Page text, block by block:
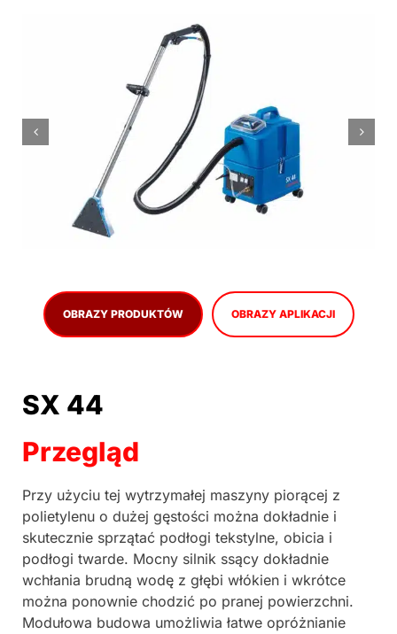
Specyfikacja technicza
Osprzęt
ZAPYTANIE O PRODUKT
OBRAZY PRODUKTÓW OBRAZY APLIKACJI
SX 44
Przegląd
Przy użyciu tej wytrzymałej maszyny piorącej z
polietylenu o dużej gęstości można dokładnie i
skutecznie sprzątać podłogi tekstylne, obicia i
podłogi twarde. Mocny silnik ssący dokładnie
wchłania brudną wodę z głębi włókien i wkrótce
można ponownie chodzić po pranej powierzchni.
Modułowa budowa umożliwia łatwe opróżnianie